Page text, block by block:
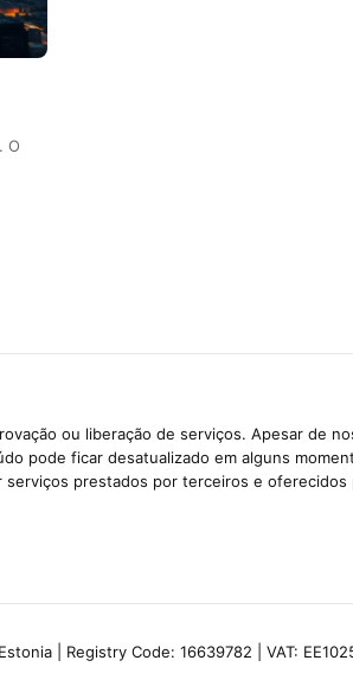
O
ou liberação de serviços. Apesar de
pode ficar desatualizado em alguns
prestados por terceiros e oferecidos
| Registry Code: 16639782 | VAT: